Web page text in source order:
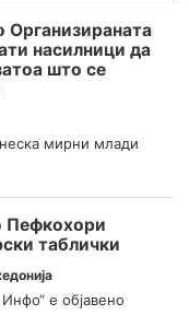
насилници да
што се
мирни млади
Пефкохори
таблички
Инфо“ е објавено